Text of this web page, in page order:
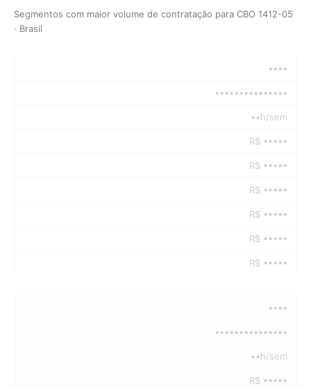
Segmentos com maior volume de contratação para CBO 1412-05
· Brasil
••••
•••••••••••••••
••h/sem
R$ •••••
R$ •••••
R$ •••••
R$ •••••
R$ •••••
R$ •••••
••••
•••••••••••••••
••h/sem
R$ •••••